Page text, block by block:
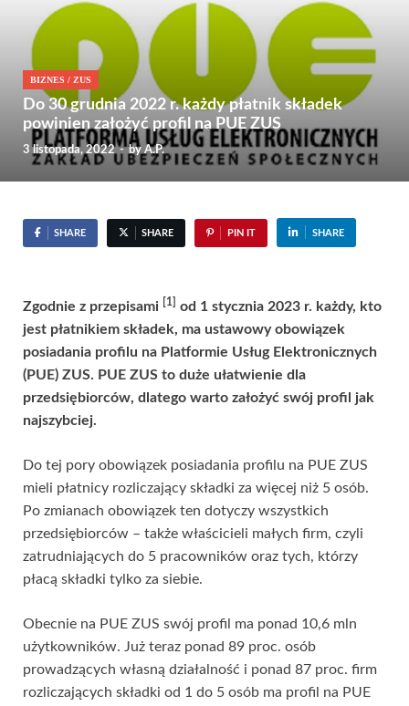
BIZNES / ZUS
Do 30 grudnia 2022 r. każdy płatnik składek
powinien założyć profil na PUE ZUS
3 listopada, 2022 -by A.P.
SHARE SHARE PIN IT SHARE
Zgodnie z przepisami [1]
od 1 stycznia 2023 r. każdy, kto
jest płatnikiem składek, ma ustawowy obowiązek
posiadania profilu na Platformie Usług Elektronicznych
(PUE) ZUS. PUE ZUS to duże ułatwienie dla
przedsiębiorców, dlatego warto założyć swój profil jak
najszybciej.
Do tej pory obowiązek posiadania profilu na PUE ZUS
mieli płatnicy rozliczający składki za więcej niż 5 osób.
Po zmianach obowiązek ten dotyczy wszystkich
przedsiębiorców – także właścicieli małych firm, czyli
zatrudniających do 5 pracowników oraz tych, którzy
płacą składki tylko za siebie.
Obecnie na PUE ZUS swój profil ma ponad 10,6 mln
użytkowników. Już teraz ponad 89 proc. osób
prowadzących własną działalność i ponad 87 proc. firm
rozliczających składki od 1 do 5 osób ma profil na PUE